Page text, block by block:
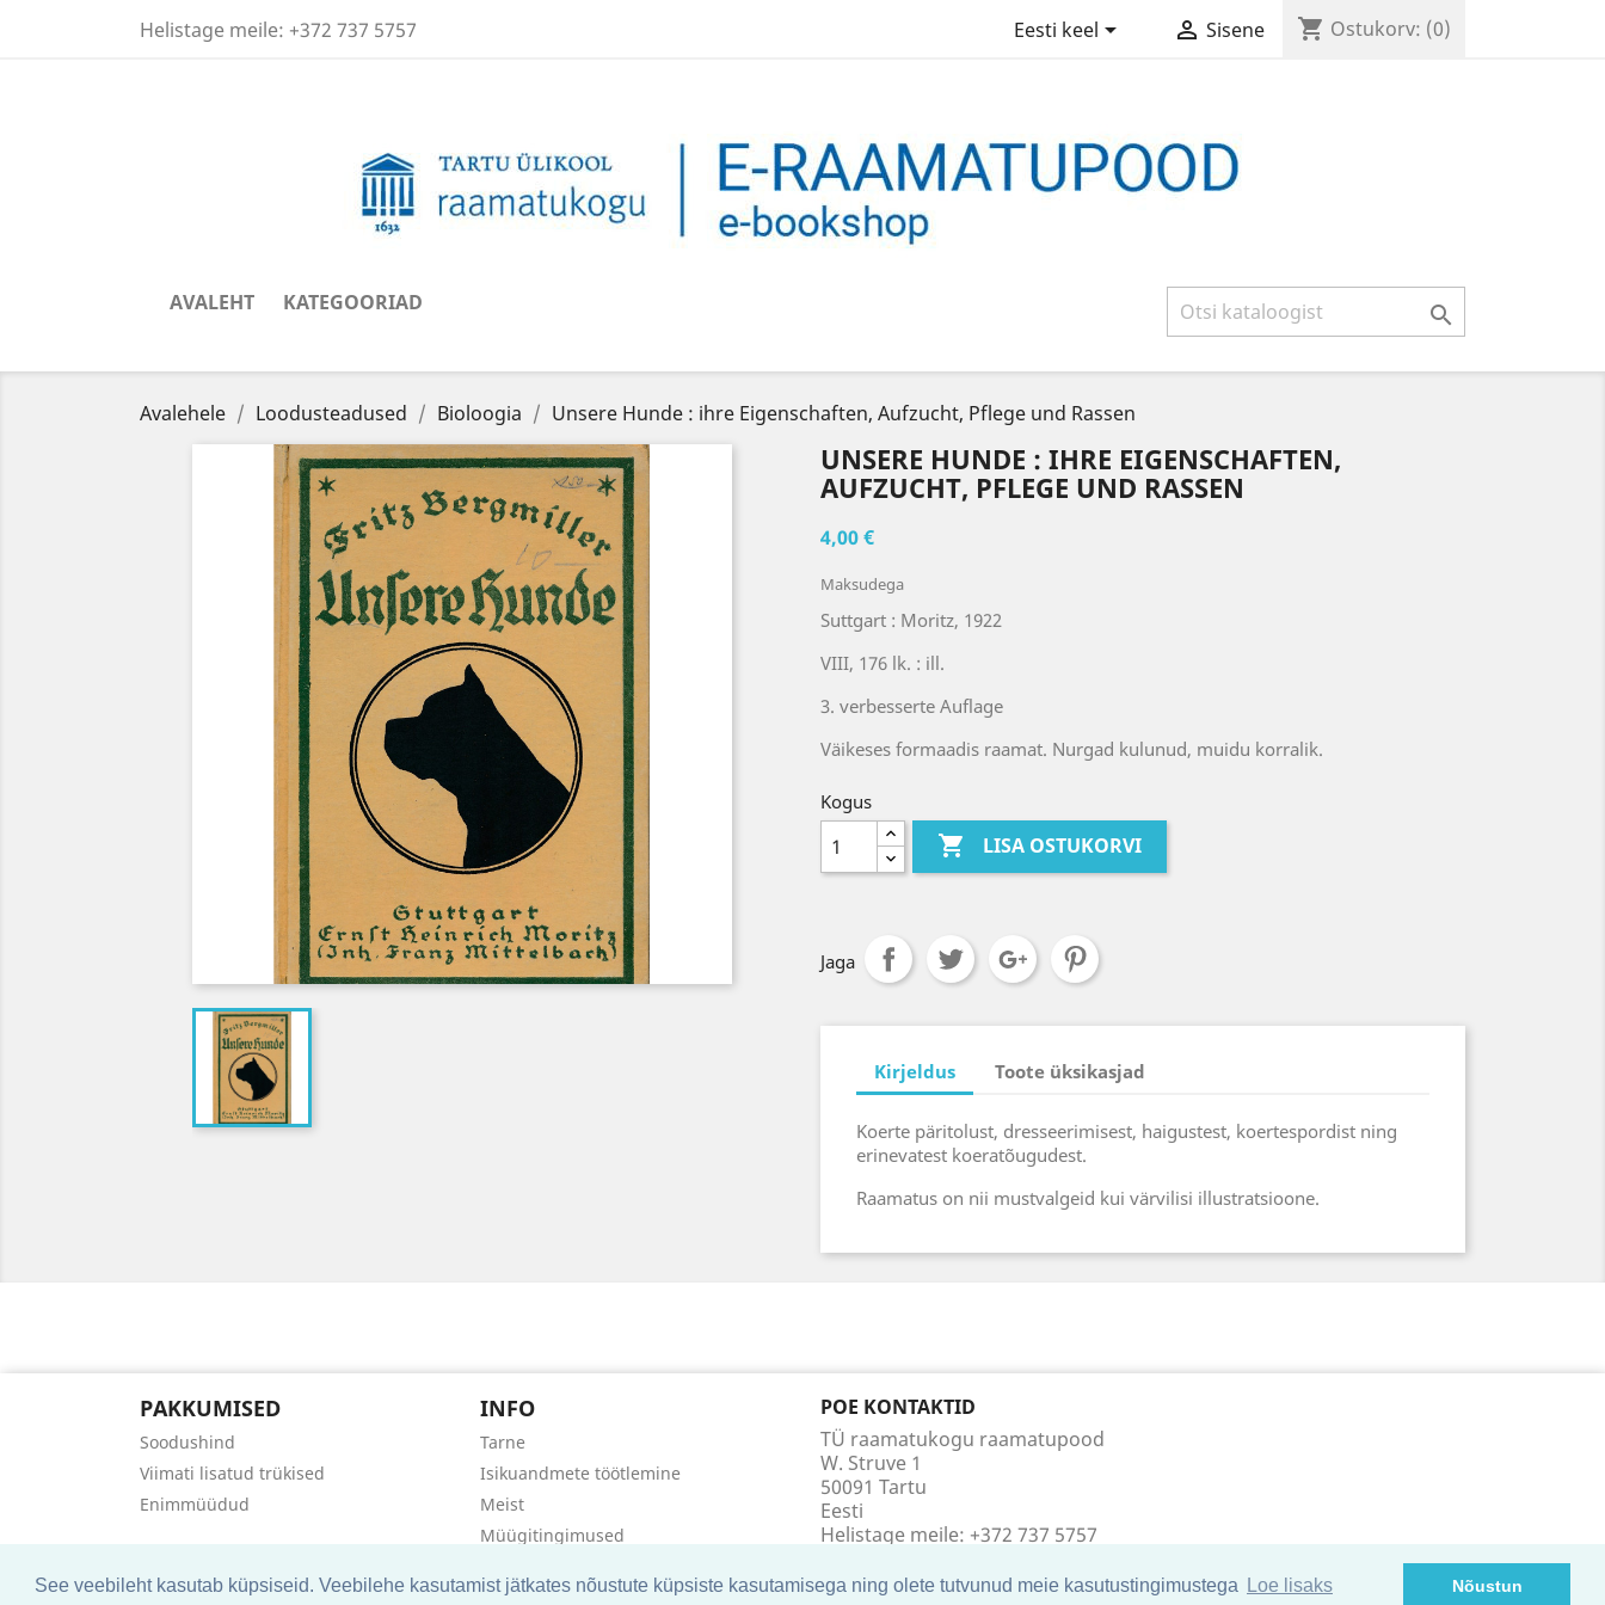
See veebileht kasutab küpsiseid. Veebilehe kasutamist jätkates nõustute küpsiste kasutamisega ning olete tutvunud meie kasutustingimustega Loe lisaks Nõustun
Helistage meile: +372 737 5757 Eesti keel  Sisene shopping_cart Ostukorv: (0)
AVALEHT KATEGOORIAD 
Avalehele Loodusteadused Bioloogia Unsere Hunde : ihre Eigenschaften, Aufzucht, Pflege und Rassen
UNSERE HUNDE : IHRE EIGENSCHAFTEN,
AUFZUCHT, PFLEGE UND RASSEN
4,00 €
Maksudega
Suttgart : Moritz, 1922
VIII, 176 lk. : ill.
3. verbesserte Auflage
Väikeses formaadis raamat. Nurgad kulunud, muidu korralik.
Kogus
 LISA OSTUKORVI
Jaga
Kirjeldus Toote üksikasjad
Koerte päritolust, dresseerimisest, haigustest, koertespordist ning
erinevatest koeratõugudest.
Raamatus on nii mustvalgeid kui värvilisi illustratsioone.
PAKKUMISED
Soodushind
Viimati lisatud trükised
Enimmüüdud
INFO
Tarne
Isikuandmete töötlemine
Meist
Müügitingimused
Sisukaart
POE KONTAKTID
TÜ raamatukogu raamatupood
W. Struve 1
50091 Tartu
Eesti
Helistage meile: +372 737 5757
raamatupood@utlib.ee